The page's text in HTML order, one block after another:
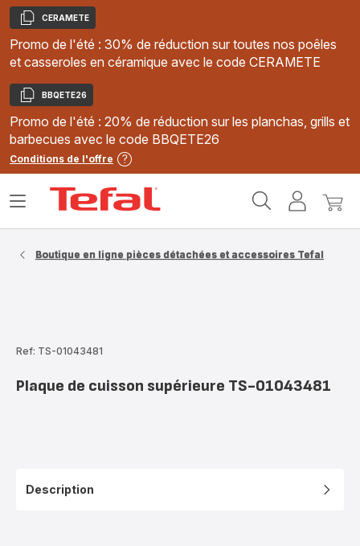
Copier
CERAMETE
Promo de l'été : 30% de réduction sur toutes nos poêles
et casseroles en céramique avec le code CERAMETE
Copier
BBQETE26
Promo de l'été : 20% de réduction sur les planchas, grills et
barbecues avec le code BBQETE26
Conditions de l'offre
MonMon
Ouvrir
Boutique en ligne pièces détachées et accessoires Tefal
Ref: TS-01043481
Plaque de cuisson supérieure TS-01043481
Description